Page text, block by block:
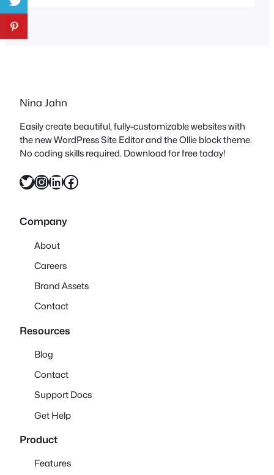
Nina Jahn
Easily create beautiful, fully-customizable websites with
the new WordPress Site Editor and the Ollie block theme.
No coding skills required. Download for free today!
Twitter InstagramLinkedIn Facebook
Company
About
Careers
Brand Assets
Contact
Resources
Blog
Contact
Support Docs
Get Help
Product
Features